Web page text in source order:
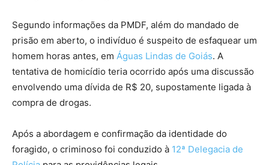
Segundo informações da PMDF, além do mandado de
prisão em aberto, o indivíduo é suspeito de esfaquear um
homem horas antes, em Águas Lindas de Goiás. A
tentativa de homicídio teria ocorrido após uma discussão
envolvendo uma dívida de R$ 20, supostamente ligada à
compra de drogas.
Após a abordagem e confirmação da identidade do
foragido, o criminoso foi conduzido à 12ª Delegacia de